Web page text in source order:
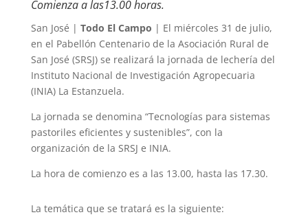
Comienza a las13.00 horas.
San José | Todo El Campo | El miércoles 31 de julio,
en el Pabellón Centenario de la Asociación Rural de
San José (SRSJ) se realizará la jornada de lechería del
Instituto Nacional de Investigación Agropecuaria
(INIA) La Estanzuela.
La jornada se denomina “Tecnologías para sistemas
pastoriles eficientes y sustenibles”, con la
organización de la SRSJ e INIA.
La hora de comienzo es a las 13.00, hasta las 17.30.
La temática que se tratará es la siguiente: